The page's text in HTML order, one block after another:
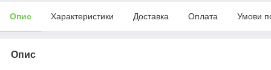
Опис Характеристики Доставка Оплата Умови
Опис